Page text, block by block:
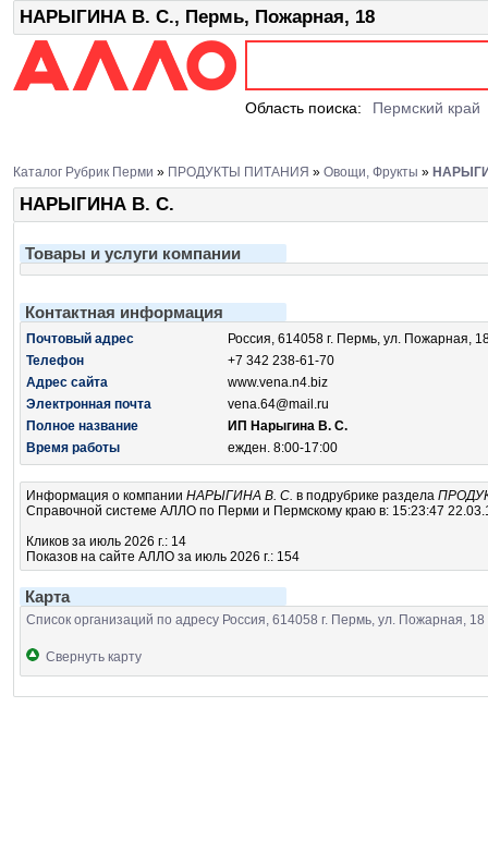
НАРЫГИНА В. С., Пермь, Пожарная, 18
Область поиска: Пермский край
Каталог Рубрик Перми » ПРОДУКТЫ ПИТАНИЯ » Овощи, Фрукты »
НАРЫГИНА В. С.
Товары и услуги компании
Контактная информация
Почтовый адрес
Россия, 614058 г. Пермь, ул. Пожарная,
Телефон
+7 342 238-61-70
Адрес сайта
www.vena.n4.biz
Электронная почта
vena.64@mail.ru
Полное название
ИП Нарыгина В. С.
Время работы
ежден. 8:00-17:00
Информация о компании НАРЫГИНА В. С. в подрубрике раздела
Справочной системе АЛЛО по Перми и Пермскому краю в: 15:23:47
Кликов за июль 2026 г.: 14
Показов на сайте АЛЛО за июль 2026 г.: 154
Карта
Список организаций по адресу Россия, 614058 г. Пермь, ул. Пожарная,
Свернуть карту